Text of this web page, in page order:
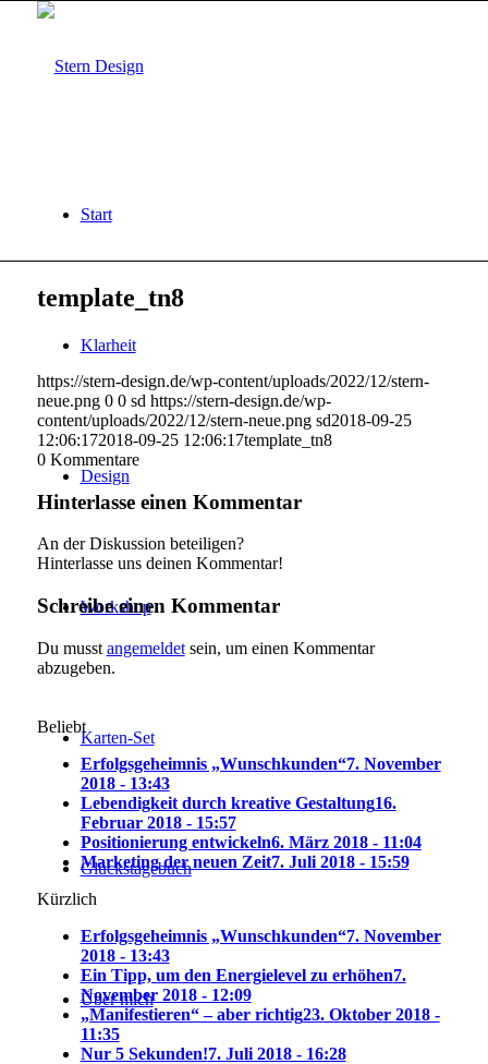
Start
Klarheit
Design
Workshop
Karten-Set
Glückstagebuch
Über mich
template_tn8
https://stern-design.de/wp-content/uploads/2022/12/stern-
neue.png 0 0 sd https://stern-design.de/wp-
content/uploads/2022/12/stern-neue.png sd2018-09-25
12:06:172018-09-25 12:06:17template_tn8
0 Kommentare
Hinterlasse einen Kommentar
An der Diskussion beteiligen?
Hinterlasse uns deinen Kommentar!
Schreibe einen Kommentar
Du musst angemeldetsein, um einen Kommentar
abzugeben.
Beliebt
Erfolgsgeheimnis „Wunschkunden“7. November
2018 - 13:43
Lebendigkeit durch kreative Gestaltung16.
Februar 2018 - 15:57
Positionierung entwickeln6. März 2018 - 11:04
Marketing der neuen Zeit7. Juli 2018 - 15:59
Kürzlich
Erfolgsgeheimnis „Wunschkunden“7. November
2018 - 13:43
Ein Tipp, um den Energielevel zu erhöhen7.
November 2018 - 12:09
„Manifestieren“ – aber richtig23. Oktober 2018 -
11:35
Nur 5 Sekunden!7. Juli 2018 - 16:28